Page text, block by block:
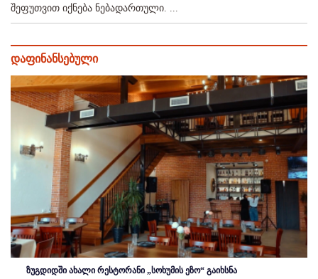
შეფუთვით იქნება ნებადართული. ...
დაფინანსებული
ზუგდიდში ახალი რესტორანი „სოხუმის ეზო“ გაიხსნა